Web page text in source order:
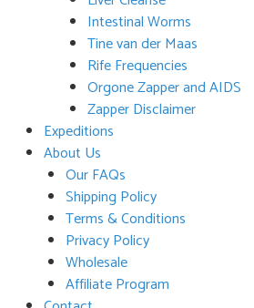
Intestinal Worms
Tine van der Maas
Rife Frequencies
Orgone Zapper and AIDS
Zapper Disclaimer
Expeditions
About Us
Our FAQs
Shipping Policy
Terms & Conditions
Privacy Policy
Wholesale
Affiliate Program